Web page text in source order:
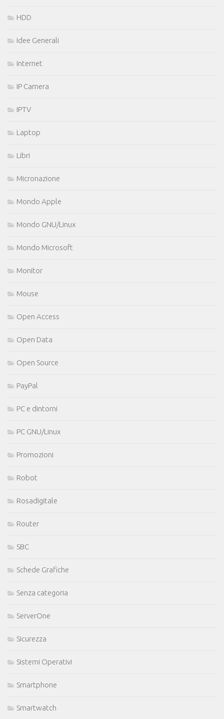
HDD
Idee Generali
Internet
IP Camera
IPTV
Laptop
Libri
Micronazione
Mondo Apple
Mondo GNU/Linux
Mondo Microsoft
Monitor
Mouse
Open Access
Open Data
Open Source
PayPal
PC e dintorni
PC GNU/Linux
Promozioni
Robot
Rosadigitale
Router
SBC
Schede Grafiche
Senza categoria
ServerOne
Sicurezza
Sistemi Operativi
Smartphone
Smartwatch